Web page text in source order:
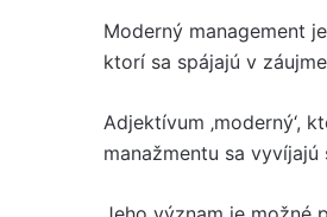
Moderný management
ktorí sa spájajú v
Adjektívum ‚moderný‘,
manažmentu sa